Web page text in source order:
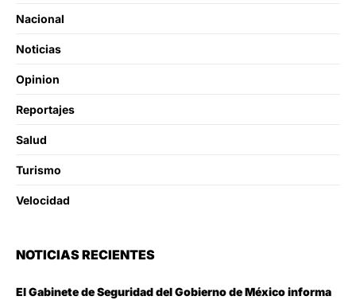
Nacional
Noticias
Opinion
Reportajes
Salud
Turismo
Velocidad
NOTICIAS RECIENTES
El Gabinete de Seguridad del Gobierno de México informa